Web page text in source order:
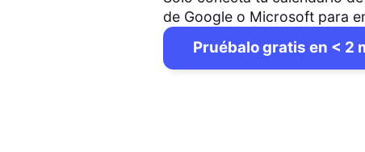
de Google o Microsoft para
Pruébalo gratis en < 2